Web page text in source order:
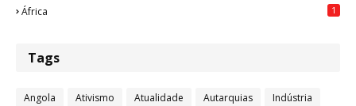
África 1
Tags
Angola Ativismo Atualidade Autarquias
Indústria